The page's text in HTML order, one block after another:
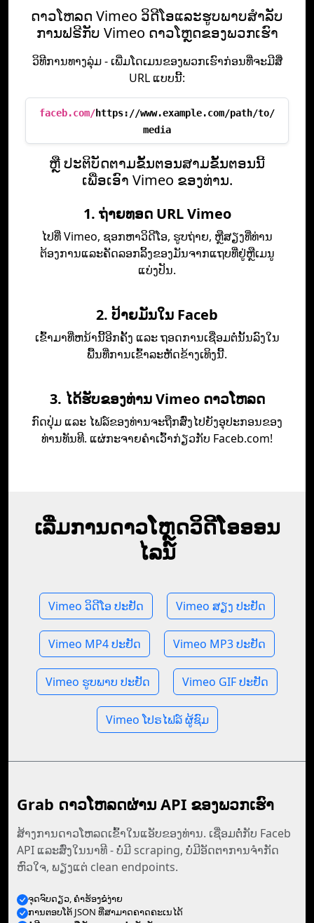
ດາວ​ໂຫລດ Vimeo ວິ​ດີ​ໂອ​ແລະ​ຮູບ​ພາບ​ສໍາ​ລັບ​
ການ​ຟຣີ​ກັບ Vimeo ດາວ​ໂຫຼດ​ຂອງ​ພວກ​ເຮົາ​
ວິທີການ​ທາງ​ລຸ່ມ - ເພີ່ມ​ໂດເມນ​ຂອງພວກເຮົາ​ກ່ອນ​ທີ່​ຈະ​ມີ​ສື່
URL ແບບນີ້:
faceb.com/https://www.example.com/path/to/
media
ຫຼື ປະຕິບັດຕາມຂັ້ນຕອນສາມຂັ້ນຕອນນີ້
ເພື່ອເອົາ Vimeo ຂອງທ່ານ.
1. ຖ່າຍທອດ URL Vimeo
ໄປທີ່ Vimeo, ຊອກຫາວິດີໂອ, ຮູບຖ່າຍ, ຫຼືສຽງທີ່ທ່ານ
ຕ້ອງການແລະຄັດລອກລິ້ງຂອງມັນຈາກແຖບທີ່ຢູ່ຫຼືເມນູ
ແບ່ງປັນ.
2. ປ້າຍມັນໃນ Faceb
ເຂົ້າ​ມາ​ທີ່​ຫນ້າ​ນີ້​ອີກ​ຄັ້ງ ແລະ ຖອດ​ການ​ເຊື່ອມຕໍ່​ນັ້ນ​ລົງ​ໃນ​
ພື້ນທີ່​ການ​ເຂົ້າ​ລະຫັດ​ຂ້າງ​ເທິງ​ນີ້.
3. ໄດ້ຮັບຂອງທ່ານ Vimeo ດາວໂຫລດ
ກົດປຸ່ມ ແລະ ໄຟລ໌ຂອງທ່ານຈະຖືກສົ່ງໄປຍັງອຸປະກອນຂອງ
ທ່ານທັນທີ. ແຜ່ກະຈາຍຄໍາເວົ້າກ່ຽວກັບ Faceb.com!
ເລີ່ມການດາວໂຫຼດວິດີໂອອອນ
ໄລນ໌
Vimeo ວິດີໂອ ປະຢັດ Vimeo ສຽງ ປະຢັດ
Vimeo MP4 ປະຢັດ Vimeo MP3 ປະຢັດ
Vimeo ຮູບພາບ ປະຢັດ Vimeo GIF ປະຢັດ
Vimeo ໂປຣໄຟລ໌ ຜູ້ຊົມ
Grab ດາວໂຫລດຜ່ານ API ຂອງພວກເຮົາ
ສ້າງການດາວໂຫລດເຂົ້າໃນແອັບຂອງທ່ານ. ເຊື່ອມຕໍ່ກັບ Faceb
API ແລະສົ່ງໃນນາທີ - ບໍ່ມີ scraping, ບໍ່ມີອັດຕາການຈໍາກັດ
ຫົວໃຈ, ພຽງແຕ່ clean endpoints.
ຈຸດ​ຈົບ​ດຽວ, ຄໍາຮ້ອງຂໍ​ງ່າຍ
ການ​ຕອບ​ໂຕ້ JSON ທີ່​ສາມາດ​ຄາດ​ຄະເນ​ໄດ້